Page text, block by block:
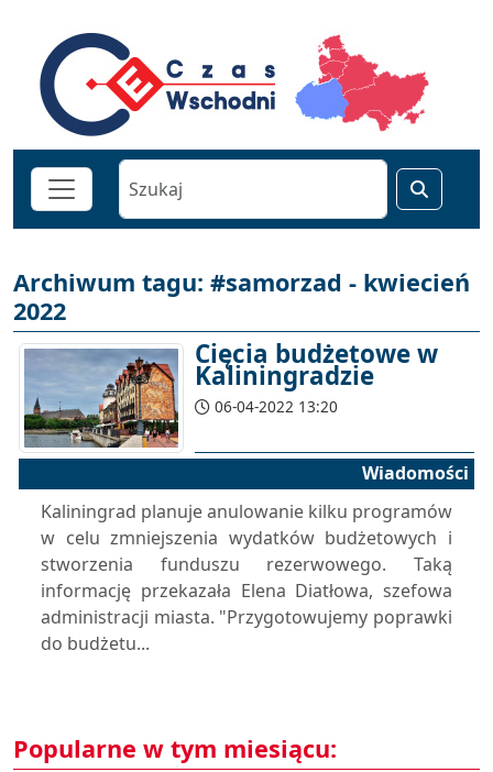
Archiwum tagu: #samorzad - kwiecień
2022
Cięcia budżetowe w
Kaliningradzie
06-04-2022 13:20
Wiadomości
Kaliningrad planuje anulowanie kilku programów
w celu zmniejszenia wydatków budżetowych i
stworzenia funduszu rezerwowego. Taką
informację przekazała Elena Diatłowa, szefowa
administracji miasta. "Przygotowujemy poprawki
do budżetu...
Popularne w tym miesiącu: